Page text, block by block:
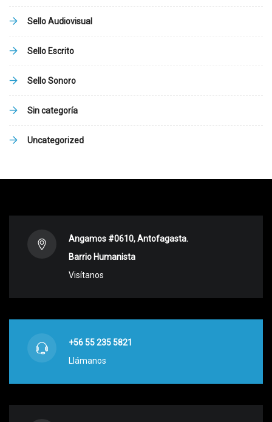
Sello Audiovisual
Sello Escrito
Sello Sonoro
Sin categoría
Uncategorized
Angamos #0610, Antofagasta.
Barrio Humanista
Visítanos
+56 55 235 5821
Llámanos